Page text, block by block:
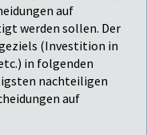
auf
werden sollen. Der
(Investition in
in folgenden
nachteiligen
auf